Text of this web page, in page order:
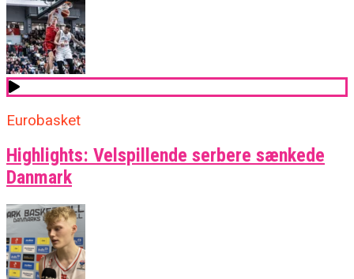
Eurobasket
Highlights: Velspillende serbere sænkede
Danmark